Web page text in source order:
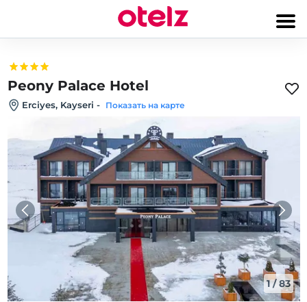
Peony Palace Hotel
Erciyes, Kayseri - Показать на карте
1/83